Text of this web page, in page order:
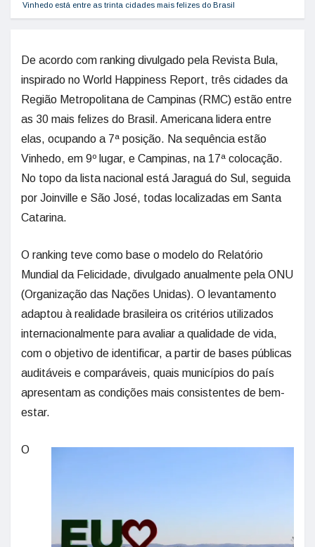
Vinhedo está entre as trinta cidades mais felizes do Brasil
De acordo com ranking divulgado pela Revista Bula,
inspirado no World Happiness Report, três cidades da
Região Metropolitana de Campinas (RMC) estão entre
as 30 mais felizes do Brasil. Americana lidera entre
elas, ocupando a 7ª posição. Na sequência estão
Vinhedo, em 9º lugar, e Campinas, na 17ª colocação.
No topo da lista nacional está Jaraguá do Sul, seguida
por Joinville e São José, todas localizadas em Santa
Catarina.
O ranking teve como base o modelo do Relatório
Mundial da Felicidade, divulgado anualmente pela ONU
(Organização das Nações Unidas). O levantamento
adaptou à realidade brasileira os critérios utilizados
internacionalmente para avaliar a qualidade de vida,
com o objetivo de identificar, a partir de bases públicas
auditáveis e comparáveis, quais municípios do país
apresentam as condições mais consistentes de bem-
estar.
O